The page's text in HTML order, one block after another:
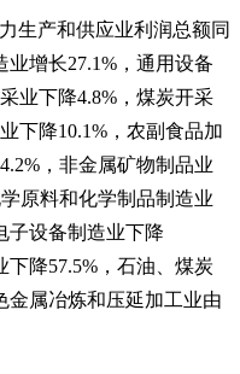
生产和供应业利润总额同
业增长27.1%，通用设备
业下降4.8%，煤炭开采
下降10.1%，农副食品加
，非金属矿物制品业
原料和化学制品制造业
子设备制造业下降
下降57.5%，石油、煤炭
金属冶炼和压延加工业由